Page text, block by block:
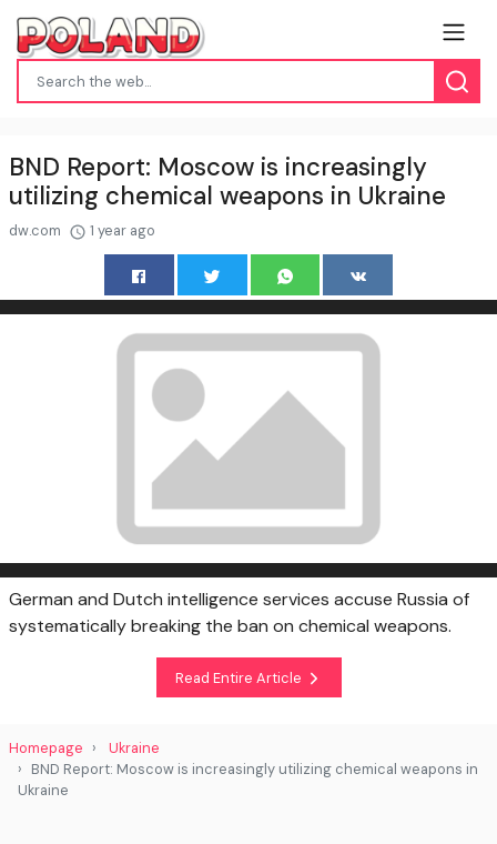
BND Report: Moscow is increasingly
utilizing chemical weapons in Ukraine
dw.com 1 year ago
German and Dutch intelligence services accuse Russia of
systematically breaking the ban on chemical weapons.
Read Entire Article
Homepage
Ukraine
BND Report: Moscow is increasingly utilizing chemical weapons in
Ukraine